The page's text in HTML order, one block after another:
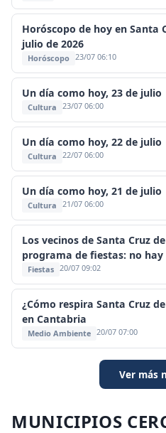
Horóscopo de hoy en Santa
julio de 2026
Horóscopo 23/07 06:10
Un día como hoy, 23 de julio
Cultura 23/07 06:00
Un día como hoy, 22 de julio
Cultura 22/07 06:00
Un día como hoy, 21 de julio
Cultura 21/07 06:00
Los vecinos de Santa Cruz
programa de fiestas: no
Fiestas 20/07 09:02
¿Cómo respira Santa Cruz
en Cantabria
Medio Ambiente 20/07 07:00
Ver más
MUNICIPIOS